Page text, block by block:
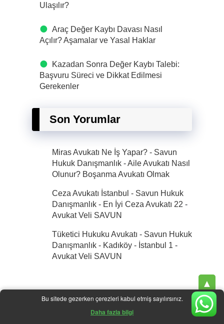
Ulaşılır?
Araç Değer Kaybı Davası Nasıl
Açılır? Aşamalar ve Yasal Haklar
Kazadan Sonra Değer Kaybı Talebi:
Başvuru Süreci ve Dikkat Edilmesi
Gerekenler
Son Yorumlar
Miras Avukatı Ne İş Yapar? - Savun
Hukuk Danışmanlık -Aile Avukatı Nasıl
Olunur? Boşanma Avukatı Olmak
Ceza Avukatı İstanbul - Savun Hukuk
Danışmanlık - En İyi Ceza Avukatı 22 -
Avukat Veli SAVUN
Tüketici Hukuku Avukatı - Savun Hukuk
Danışmanlık - Kadıköy - İstanbul 1 -
Avukat Veli SAVUN
Bu sitede gezerken çerezleri kabul etmiş sayılırsınız.
Daha fazla bilgi ×
▲
Savun Hukuk Danışmanlık | © 2025 |
|araç değer kaybı avukatı